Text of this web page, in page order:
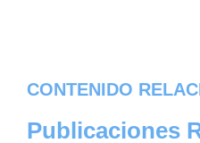
CONTENIDO
Publicaciones